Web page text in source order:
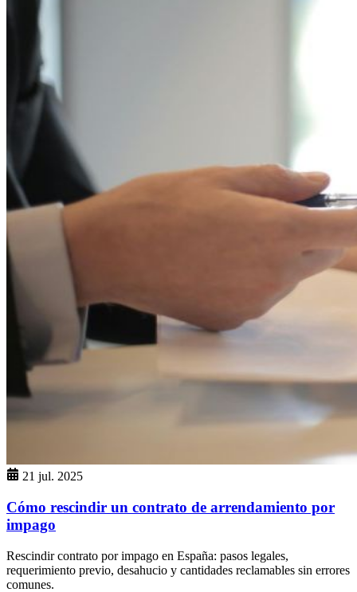
21 jul. 2025
Cómo rescindir un contrato de arrendamiento por
impago
Rescindir contrato por impago en España: pasos legales,
requerimiento previo, desahucio y cantidades reclamables sin errores
comunes.